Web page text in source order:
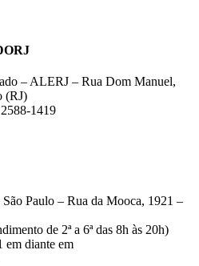
– ALERJ – Rua Dom Manuel,
(RJ)
1419
Paulo – Rua da Mooca, 1921 –
de 2ª a 6ª das 8h às 20h)
em diante em